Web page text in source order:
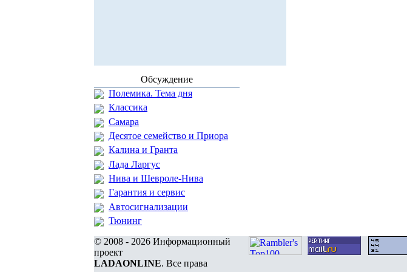
Обсуждение
Полемика. Тема дня
Классика
Самара
Десятое семейство и Приора
Калина и Гранта
Лада Ларгус
Нива и Шевроле-Нива
Гарантия и сервис
Автосигнализации
Тюнинг
© 2008 - 2026 Информационный
проект
LADAONLINE. Все права